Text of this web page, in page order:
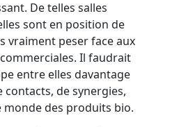
De telles salles
sont en position de
vraiment peser face aux
Il faudrait
entre elles davantage
contacts, de synergies,
monde des produits bio.